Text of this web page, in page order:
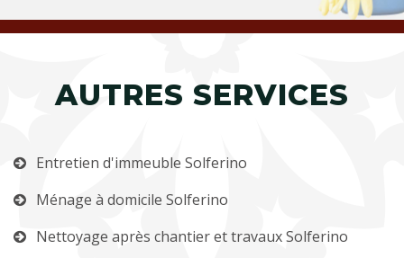
AUTRES SERVICES
Entretien d'immeuble Solferino
Ménage à domicile Solferino
Nettoyage après chantier et travaux Solferino